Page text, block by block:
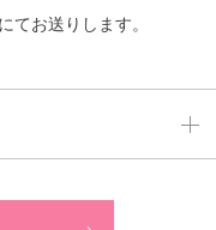
てお送りします。